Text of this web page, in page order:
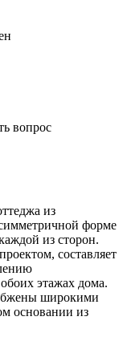
вопрос
из
форме
из сторон.
составляет
этажах дома.
широкими
основании из